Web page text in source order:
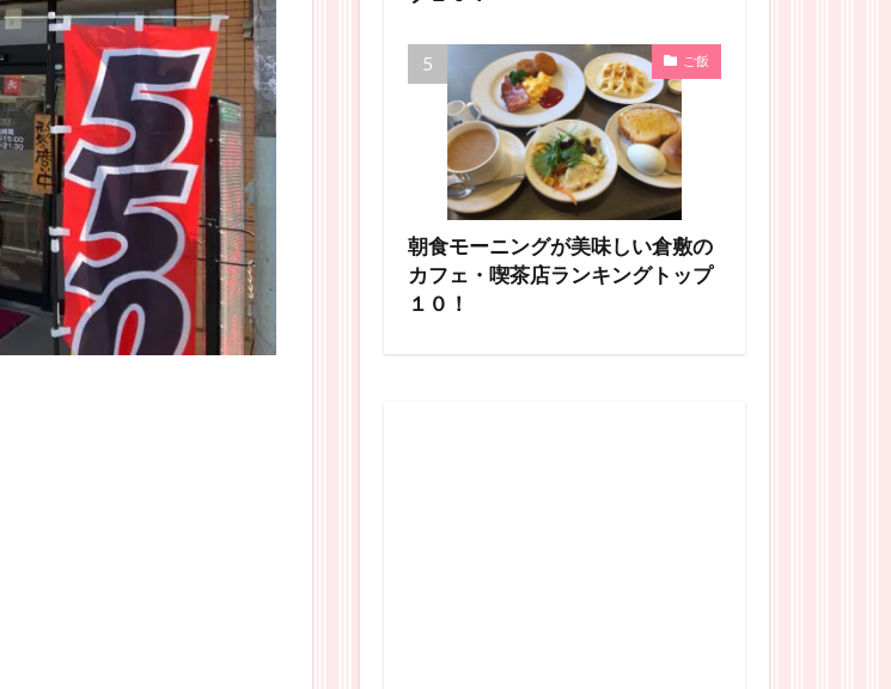
ご飯
朝食モーニングが美味しい倉敷の
カフェ・喫茶店ランキングトップ
１０！